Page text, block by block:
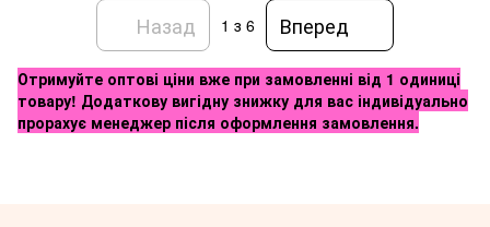
Назад 1 з 6 Вперед
Отримуйте оптові ціни вже при замовленні від 1 одиниці
товару! Додаткову вигідну знижку для вас індивідуально
прорахує менеджер після оформлення замовлення.